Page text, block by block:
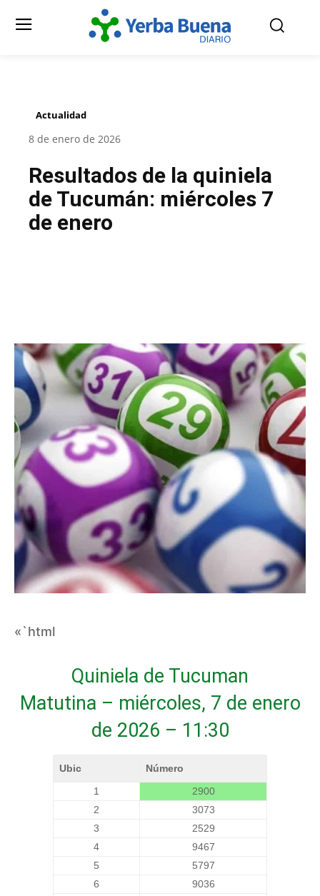
Actualidad
8 de enero de 2026
Resultados de la quiniela
de Tucumán: miércoles 7
de enero
«`html
Quiniela de Tucuman
Matutina – miércoles, 7 de enero
de 2026 – 11:30
Ubic
Número
1
2900
2
3073
3
2529
4
9467
5
5797
6
9036